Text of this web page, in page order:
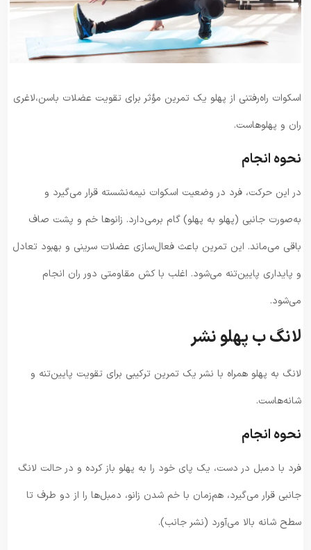
اسکوات راه‌رفتنی از پهلو یک تمرین مؤثر برای تقویت عضلات باسن،لاغری
ران و پهلوهاست.
نحوه انجام
در این حرکت، فرد در وضعیت اسکوات نیمه‌نشسته قرار می‌گیرد و
به‌صورت جانبی (پهلو به پهلو) گام برمی‌دارد. زانوها خم و پشت صاف
باقی می‌ماند. این تمرین باعث فعال‌سازی عضلات سرینی و بهبود تعادل
و پایداری پایین‌تنه می‌شود. اغلب با کش مقاومتی دور ران انجام
می‌شود.
لانگ ب پهلو نشر
لانگ به پهلو همراه با نشر یک تمرین ترکیبی برای تقویت پایین‌تنه و
شانه‌هاست.
نحوه انجام
فرد با دمبل در دست، یک پای خود را به پهلو باز کرده و در حالت لانگ
جانبی قرار می‌گیرد، هم‌زمان با خم شدن زانو، دمبل‌ها را از دو طرف تا
سطح شانه بالا می‌آورد (نشر جانب).